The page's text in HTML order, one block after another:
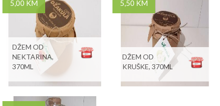
5,00 KM
DŽEM OD
NEKTARINA,
370ML
5,50 KM
DŽEM OD
KRUŠKE, 370ML